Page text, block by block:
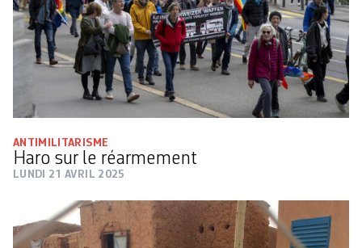
ANTIMILITARISME
Haro sur le réarmement
LUNDI 21 AVRIL 2025